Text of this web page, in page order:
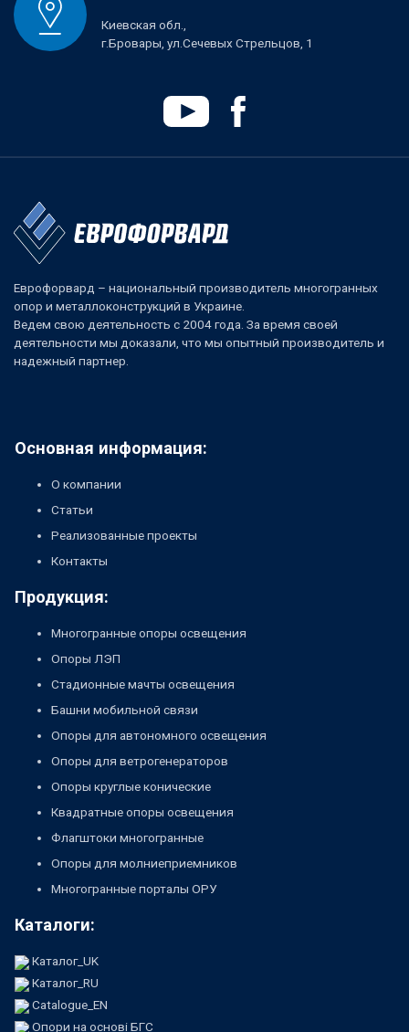
Киевская обл.,
г.Бровары, ул.Сечевых Стрельцов, 1
Еврофорвард – национальный производитель многогранных
опор и металлоконструкций в Украине.
Ведем свою деятельность с 2004 года. За время своей
деятельности мы доказали, что мы опытный производитель и
надежный партнер.
Основная информация:
О компании
Статьи
Реализованные проекты
Контакты
Продукция:
Многогранные опоры освещения
Опоры ЛЭП
Стадионные мачты освещения
Башни мобильной связи
Опоры для автономного освещения
Опоры для ветрогенераторов
Опоры круглые конические
Квадратные опоры освещения
Флагштоки многогранные
Опоры для молниеприемников
Многогранные порталы ОРУ
Каталоги:
Каталог_UK
Каталог_RU
Catalogue_EN
Опори на основі БГС